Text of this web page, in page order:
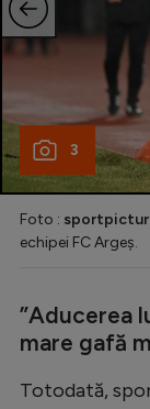
3
Foto :
echipei FC Argeș.
”Aducerea
mare gafă
Totodată,